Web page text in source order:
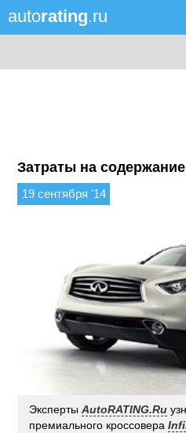
autorating.ru
Затраты на
19 сентября '14
ЭкспертыAutoRATING.Ru
премиального кроссовера